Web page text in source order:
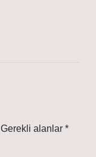
Gerekli alanlar *